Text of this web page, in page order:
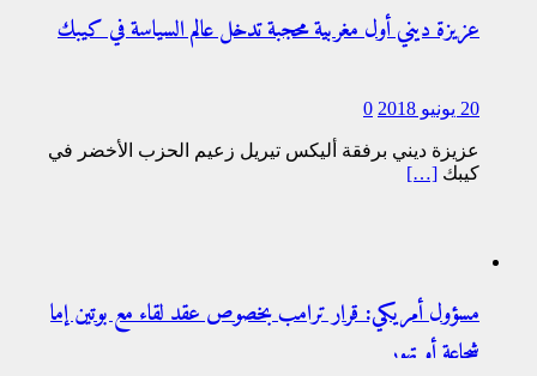
عزيزة ديني أول مغربية محجبة تدخل عالم السياسة في كيبك
20 يونيو 2018 0
عزيزة ديني برفقة أليكس تيريل زعيم الحزب الأخضر في
كيبك […]
مسؤول أمريكي: قرار ترامب بخصوص عقد لقاء مع بوتين إما
شجاعة أو تهور